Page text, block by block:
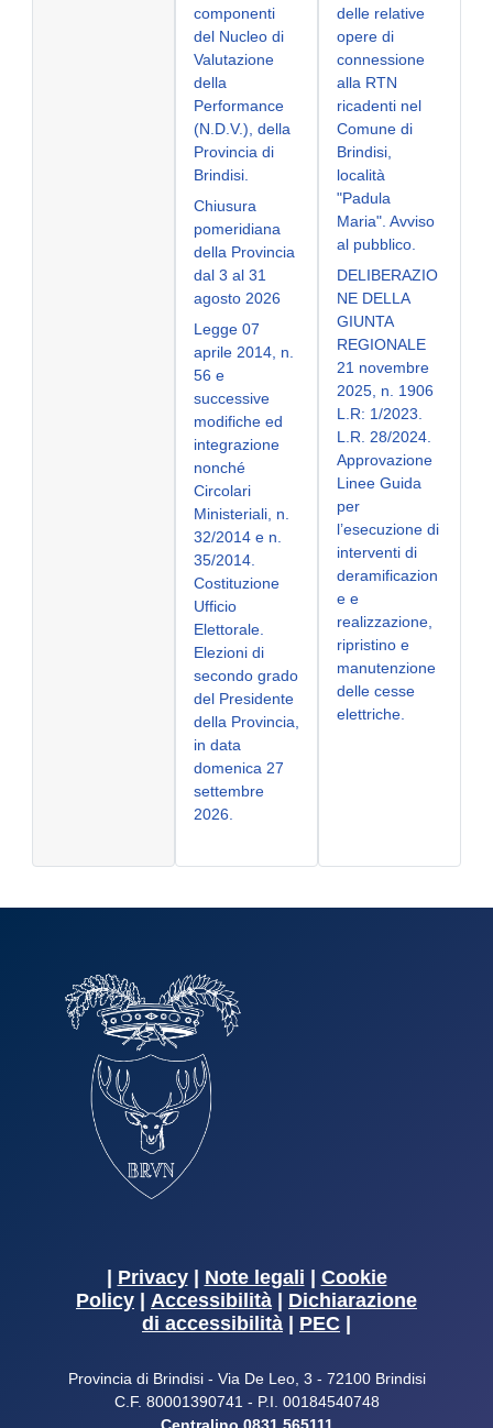
componenti
del Nucleo di
Valutazione
della
Performance
(N.D.V.), della
Provincia di
Brindisi.
Chiusura
pomeridiana
della Provincia
dal 3 al 31
agosto 2026
Legge 07
aprile 2014, n.
56 e
successive
modifiche ed
integrazione
nonché
Circolari
Ministeriali, n.
32/2014 e n.
35/2014.
Costituzione
Ufficio
Elettorale.
Elezioni di
secondo grado
del Presidente
della Provincia,
in data
domenica 27
settembre
2026.
delle relative
opere di
connessione
alla RTN
ricadenti nel
Comune di
Brindisi,
località
"Padula
Maria". Avviso
al pubblico.
DELIBERAZIO
NE DELLA
GIUNTA
REGIONALE
21 novembre
2025, n. 1906
L.R: 1/2023.
L.R. 28/2024.
Approvazione
Linee Guida
per
l’esecuzione di
interventi di
deramificazion
e e
realizzazione,
ripristino e
manutenzione
delle cesse
elettriche.
Privacy| Note legali
Cookie
Policy
Accessibilità
Dichiarazione
di accessibilità
PEC
Provincia di Brindisi - Via De Leo, 3 - 72100 Brindisi
C.F. 80001390741 - P.I. 00184540748